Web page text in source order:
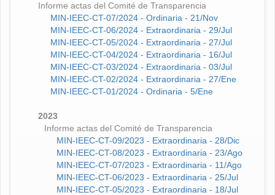
Informe actas del Comité de Transparencia
MIN-IEEC-CT-07/2024 - Ordinaria - 21/Nov
MIN-IEEC-CT-06/2024 - Extraordinaria - 29/Jul
MIN-IEEC-CT-05/2024 - Extraordinaria - 27/Jul
MIN-IEEC-CT-04/2024 - Extraordinaria - 16/Jul
MIN-IEEC-CT-03/2024 - Extraordinaria - 03/Jul
MIN-IEEC-CT-02/2024 - Extraordinaria - 27/Ene
MIN-IEEC-CT-01/2024 - Ordinaria - 5/Ene
2023
Informe actas del Comité de Transparencia
MIN-IEEC-CT-09/2023 - Extraordinaria - 28/Dic
MIN-IEEC-CT-08/2023 - Extraordinaria - 23/Ago
MIN-IEEC-CT-07/2023 - Extraordinaria - 11/Ago
MIN-IEEC-CT-06/2023 - Extraordinaria - 25/Jul
MIN-IEEC-CT-05/2023 - Extraordinaria - 18/Jul